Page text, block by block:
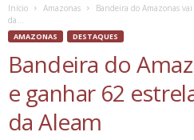
Início Amazonas
Bandeira do Amazonas
da...
AMAZONAS DESTAQUES
Bandeira do
e ganhar 62
da Aleam